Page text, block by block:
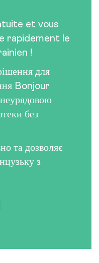
et vous
rapidement le
!
для
Bonjour
без
та дозволяє
з